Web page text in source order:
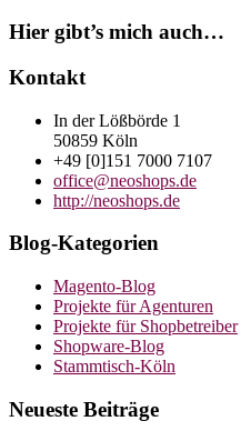
Hier gibt’s mich auch…
Kontakt
In der Lößbörde 1
50859 Köln
+49 [0]151 7000 7107
office@neoshops.de
http://neoshops.de
Blog-Kategorien
Magento-Blog
Projekte für Agenturen
Projekte für Shopbetreiber
Shopware-Blog
Stammtisch-Köln
Neueste Beiträge